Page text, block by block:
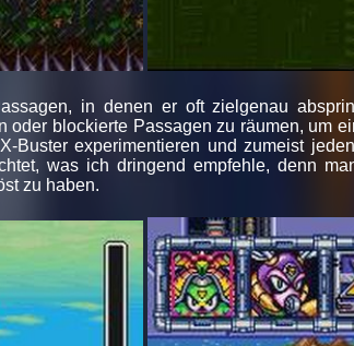
in denen er oft zielgenau
oder blockierte Passagen zu räumen, um
Buster experimentieren und zumeist
was ich dringend empfehle, denn
zu haben.